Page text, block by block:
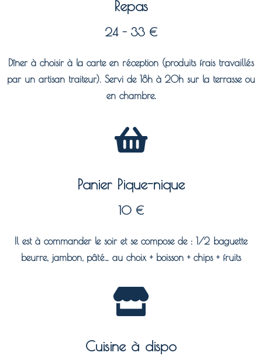
Repas
24 - 33 €
Dîner à choisir à la carte en réception (produits frais travaillés
par un artisan traiteur). Servi de 18h à 20h sur la terrasse ou
en chambre.
Panier Pique-nique
10 €
Il est à commander le soir et se compose de : 1/2 baguette
beurre, jambon, pâté… au choix + boisson + chips + fruits
Cuisine à dispo